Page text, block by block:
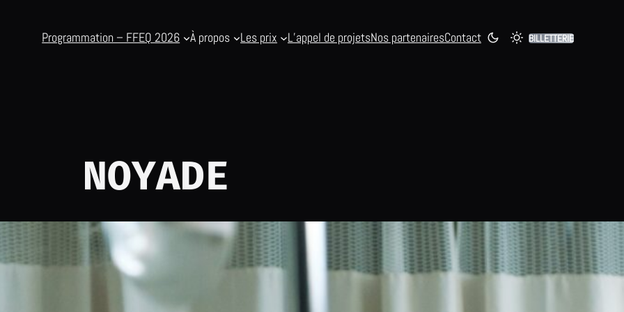
Programmation – FFEQ 2026 À propos Les prix L’appel de projetsNos partenairesContact BILLETTERIE
NOYADE